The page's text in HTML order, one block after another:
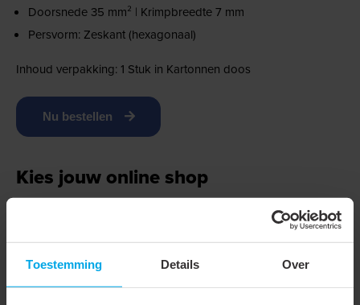
Toestemming Details Over
Doorsnede 35 mm² | Krimpbreedte 7 mm
Persvorm: Zeskant (hexagonaal)
Inhoud verpakking: 1 Stuk in Kartonnen doos
Nu bestellen
Kies jouw online shop
is verkrijgbaar bij de volgende
shop(s). Selecteer de desbetreffende shop en je wordt direct